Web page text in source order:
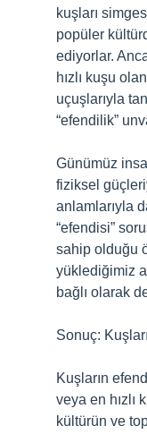
kuşları
popüler
ediyorlar.
hızlı kuşu
uçuşlarıyla
“efendilik”
Günümüz
fiziksel
anlamlarıyla
“efendisi”
sahip olduğu
yüklediğimiz
bağlı olarak
Sonuç:
Kuşların
veya en hızlı
kültürün ve